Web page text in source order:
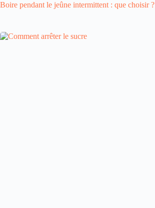
Boire pendant le jeûne intermittent : que choisir ?